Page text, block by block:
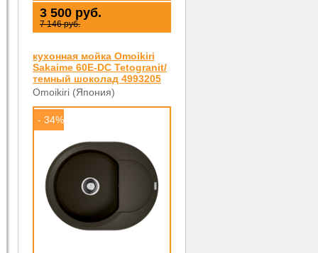
3 500 руб.
7 146 руб.
кухонная мойка Omoikiri
Sakaime 60E-DC Tetogranit/
темный шоколад 4993205
Omoikiri (Япония)
- 34%